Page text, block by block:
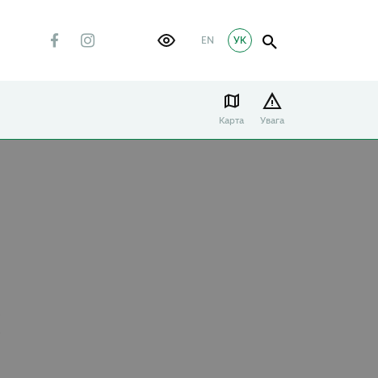
УК
EN
Карта Увага